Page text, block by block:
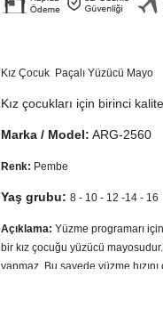
Kız Çocuk Paçalı Yüzücü Mayo
Kız çocukları için birinci
Marka / Model: ARG-2560
Renk: Pembe
Yaş grubu: 8 - 10 - 12 -14 - 16
Açıklama: Yüzme programarı
bir kız çocuğu yüzücü
yapmaz. Bu sayede yüzme